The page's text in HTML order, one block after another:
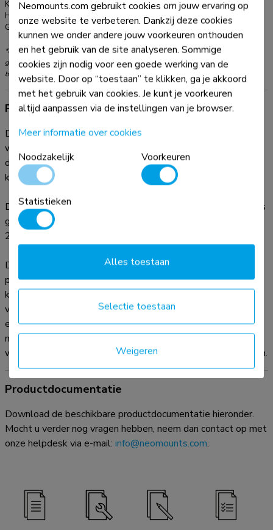
Kleur:
Zwart
Hoofdmateriaal:
Staal
Garantie:
*NB. De vermelde inch-maten zijn slechts een indicatie, gecombineerd met het
gewicht en de VESA-maten. Het maximale gewicht en de VESA-maat zijn absolute
beperkingen voor de producten en dienen niet te worden overschreden.
Productinformatie
De Neomounts WL35-550BL12 LEVEL is een kantelbare
wandsteun voor flat screens tot 65" met een maximaal
draagvermogen van 40 kg. Door de veelzijdige
kanteltechnologie (12°) creëer je de optimale kijkhoek.
De LEVEL-550 wandsteun heeft een diepte van 3,3 cm en is
geschikt voor schermen met VESA gatenpatroon 75x75 tot
200x200 mm.
De WL35-550BL12 is voorzien van een handig magnetisch
pull & release systeem, waarmee je de tv in een oogwenk
kunt bevestigen en op een veilige en solide manier kunt
vastzetten. Nadien kunnen de pull & release touwtjes
eenvoudig weggeborgen worden achter het scherm door de
magneet op de steun vast te klikken. De geïntegreerde
waterpas zorgt voor een eenvoudige installatie van de steun.
Productdocumentatie
Download de beschikbare productdocumentatie hieronder.
Mocht u verder nog vragen hebben, neem dan contact op met
onze helpdesk via e-mail: info@neomounts.com.
Neomounts.com gebruikt cookies om jouw ervaring op
onze website te verbeteren. Dankzij deze cookies
kunnen we onder andere jouw voorkeuren onthouden
en het gebruik van de site analyseren. Sommige
cookies zijn nodig voor een goede werking van de
website. Door op “toestaan” te klikken, ga je akkoord
met het gebruik van cookies. Je kunt je voorkeuren
altijd aanpassen via de instellingen van je browser.
Meer informatie over cookies
Noodzakelijk
Voorkeuren
Statistieken
Weigeren
Selectie toestaan
Alles toestaan